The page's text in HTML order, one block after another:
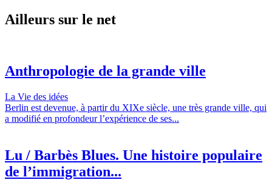
Ailleurs sur le net
Anthropologie de la grande ville
La Vie des idées
Berlin est devenue, à partir du XIXe siècle, une très grande ville, qui
a modifié en profondeur l’expérience de ses...
Lu / Barbès Blues. Une histoire populaire
de l’immigration...